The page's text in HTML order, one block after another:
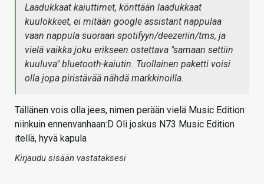
Laadukkaat kaiuttimet, könttään laadukkaat
kuulokkeet, ei mitään google assistant nappulaa
vaan nappula suoraan spotifyyn/deezeriin/tms, ja
vielä vaikka joku erikseen ostettava "samaan settiin
kuuluva" bluetooth-kaiutin. Tuollainen paketti voisi
olla jopa piristävää nähdä markkinoilla.
Tällänen vois olla jees, nimen perään vielä Music Edition
niinkuin ennenvanhaan:D Oli joskus N73 Music Edition
itellä, hyvä kapula
Kirjaudu sisään vastataksesi